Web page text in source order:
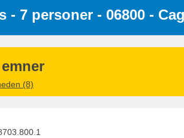
- 7 personer - 06800 -
(8)